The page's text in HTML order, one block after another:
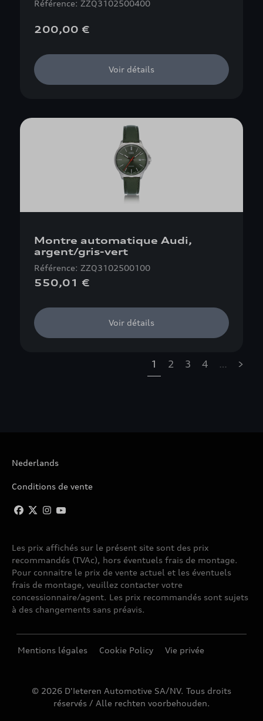
Référence: ZZQ3102500400
200,00 €
Voir détails
Montre automatique Audi,
argent/gris-vert
Référence: ZZQ3102500100
550,01 €
Voir détails
1 2 3 4 … »
Nederlands
Conditions de vente
Les prix affichés sur le présent site sont des prix
recommandés (TVAc), hors éventuels frais de montage.
Pour connaitre le prix de vente actuel et les éventuels
frais de montage, veuillez contacter votre
concessionnaire/agent. Les prix recommandés sont sujets
à des changements sans préavis.
Mentions légales Cookie Policy Vie privée
© 2026 D'Ieteren Automotive SA/NV. Tous droits
réservés / Alle rechten voorbehouden.